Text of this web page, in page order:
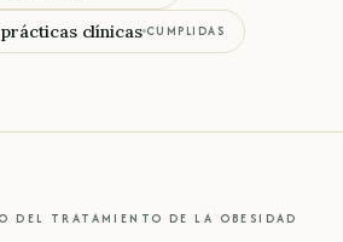
prácticas clínicas CUMPLIDAS
DEL TRATAMIENTO DE LA OBESIDAD